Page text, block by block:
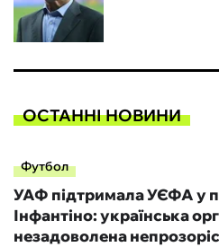
ОСТАННІ НОВИНИ
Футбол
УАФ підтримала УЄФА у
Інфантіно: українська
незадоволена